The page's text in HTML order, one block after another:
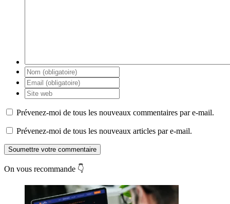
Prévenez-moi de tous les nouveaux commentaires par e-mail.
Prévenez-moi de tous les nouveaux articles par e-mail.
Soumettre votre commentaire
On vous recommande 👇